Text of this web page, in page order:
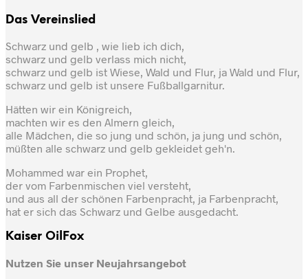
Das Vereinslied
Schwarz und gelb , wie lieb ich dich,
schwarz und gelb verlass mich nicht,
schwarz und gelb ist Wiese, Wald und Flur, ja Wald und Flur,
schwarz und gelb ist unsere Fußballgarnitur.
Hätten wir ein Königreich,
machten wir es den Almern gleich,
alle Mädchen, die so jung und schön, ja jung und schön,
müßten alle schwarz und gelb gekleidet geh'n.
Mohammed war ein Prophet,
der vom Farbenmischen viel versteht,
und aus all der schönen Farbenpracht, ja Farbenpracht,
hat er sich das Schwarz und Gelbe ausgedacht.
Kaiser OilFox
Nutzen Sie unser Neujahrsangebot